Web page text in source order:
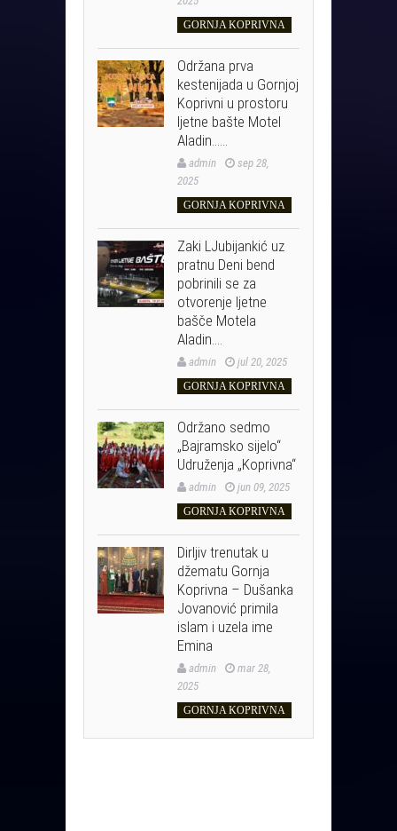
GORNJA KOPRIVNA
Održana prva
kestenijada u Gornjoj
Koprivni u prostoru
ljetne bašte Motel
Aladin……
admin
sep 28,
2025
GORNJA KOPRIVNA
Zaki LJubijankić uz
pratnu Deni bend
pobrinili se za
otvorenje ljetne
bašče Motela
Aladin….
admin jul 20, 2025
GORNJA KOPRIVNA
Održano sedmo
„Bajramsko sijelo“
Udruženja „Koprivna“
admin jun 09, 2025
GORNJA KOPRIVNA
Dirljiv trenutak u
džematu Gornja
Koprivna – Dušanka
Jovanović primila
islam i uzela ime
Emina
admin
mar 28,
2025
GORNJA KOPRIVNA